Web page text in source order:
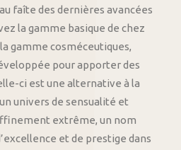
faîte des dernières avancées
la gamme basique de chez
gamme cosméceutiques,
pour apporter des
ci est une alternative à la
univers de sensualité et
extrême, un nom
et de prestige dans